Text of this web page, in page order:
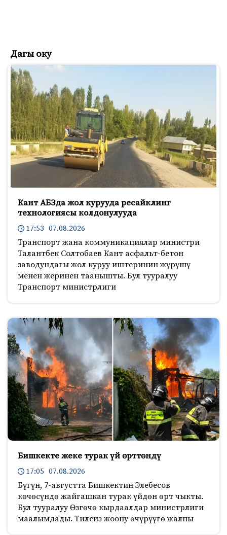
Дагы оку
Кант АБЗда жол курууда ресайклинг
технологиясы колдонулууда
17:53 07.08.2026
Транспорт жана коммуникациялар министри
Талантбек Солтобаев Кант асфальт-бетон
заводундагы жол куруу иштеринин жүрүшү
менен жеринен таанышты. Бул тууралуу
Транспорт министрлиги
Бишкекте жеке турак үй өрттөндү
17:05 07.08.2026
Бүгүн, 7-августта Бишкектин Элебесов
көчөсүндө жайгашкан турак үйдөн өрт чыкты.
Бул тууралуу Өзгөчө кырдаалдар министрлиги
маалымдады. Тилсиз жоону өчүрүүгө жалпы